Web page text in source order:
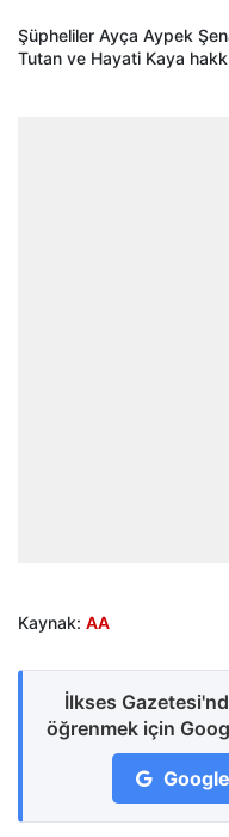
Şüpheliler Ayça Aypek
Tutan ve Hayati Kaya
Kaynak: AA
İlkses
öğrenmek için